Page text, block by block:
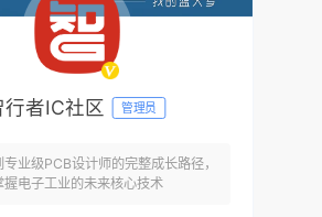
行者IC社区 管理员
业级PCB设计师的完整成长路径，
握电子工业的未来核心技术